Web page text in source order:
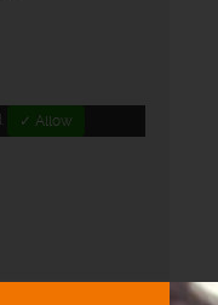
✓ Allow